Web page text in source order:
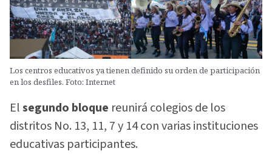
Los centros educativos ya tienen definido su orden de participación
en los desfiles. Foto: Internet
Elsegundo bloque reunirá colegios de los
distritos No. 13, 11, 7 y 14 con varias instituciones
educativas participantes.